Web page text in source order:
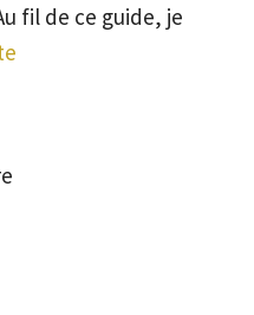
fil de ce guide, je